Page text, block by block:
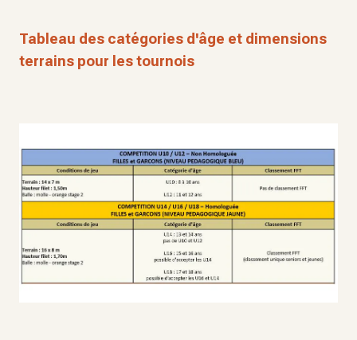
Tableau des catégories d'âge et dimensions
terrains pour les tournois